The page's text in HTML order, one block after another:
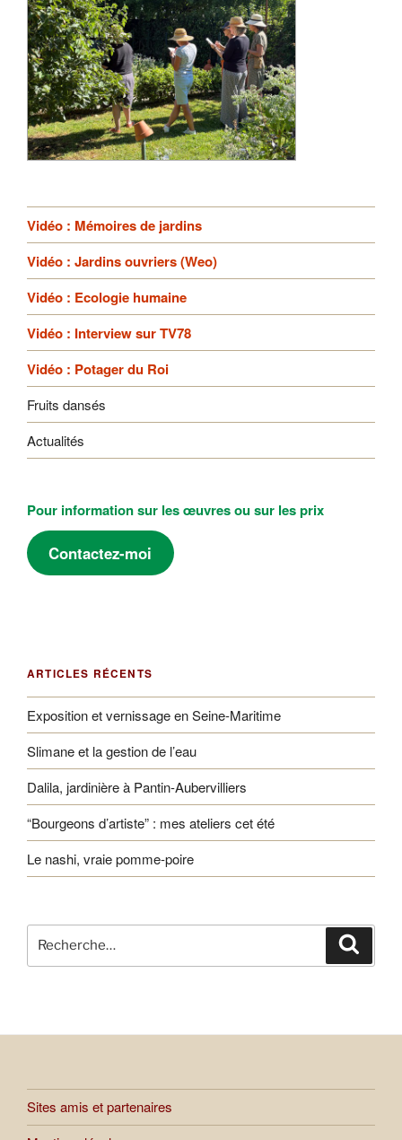
Vidéo : Mémoires de jardins
Vidéo : Jardins ouvriers (Weo)
Vidéo : Ecologie humaine
Vidéo : Interview sur TV78
Vidéo : Potager du Roi
Fruits dansés
Actualités
Pour information sur les œuvres ou sur les prix
Contactez-moi
ARTICLES RÉCENTS
Exposition et vernissage en Seine-Maritime
Slimane et la gestion de l’eau
Dalila, jardinière à Pantin-Aubervilliers
“Bourgeons d’artiste” : mes ateliers cet été
Le nashi, vraie pomme-poire
Recherche
pour
Sites amis et partenaires